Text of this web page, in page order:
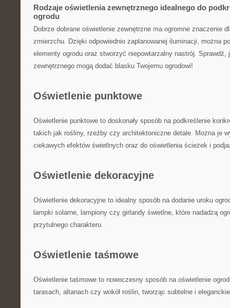
Rodzaje oświetlenia zewnętrznego idealnego do
ogrodu
Dobrze dobrane oświetlenie zewnętrzne ma ​ogromne znaczenie
zmierzchu. Dzięki odpowiednio zaplanowanej iluminacji, można
elementy ogrodu oraz stworzyć niepowtarzalny nastrój. Sprawdź,
zewnętrznego mogą⁢ dodać ‌blasku Twojemu ogrodowi!
Oświetlenie punktowe
Oświetlenie​ punktowe to doskonały sposób na podkreślenie
‍takich jak rośliny, rzeźby czy architektoniczne detale. Można je
ciekawych efektów ​świetlnych oraz do oświetlenia ścieżek i⁣
Oświetlenie dekoracyjne
Oświetlenie​ dekoracyjne to idealny sposób na dodanie uroku‍
lampki solarne, lampiony czy girlandy‌ świetlne, które nadadzą
przytulnego charakteru.
Oświetlenie ​taśmowe
Oświetlenie taśmowe to nowoczesny sposób na oświetlenie
tarasach, altanach czy‍ wokół roślin, tworząc subtelne i